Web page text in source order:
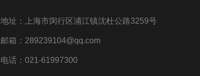
地址：上海市闵行区浦江镇沈杜公路3259号
邮箱：289239104@qq.com
电话：021-61997300